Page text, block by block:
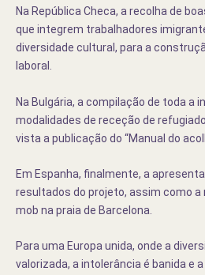
Na República Checa, a recolha de
que integrem trabalhadores
diversidade cultural, para a
laboral.
Na Bulgária, a compilação de toda a
modalidades de receção de
vista a publicação do “Manual do
Em Espanha, finalmente, a
resultados do projeto, assim como a
mob na praia de Barcelona.
Para uma Europa unida, onde a
valorizada, a intolerância é banida e